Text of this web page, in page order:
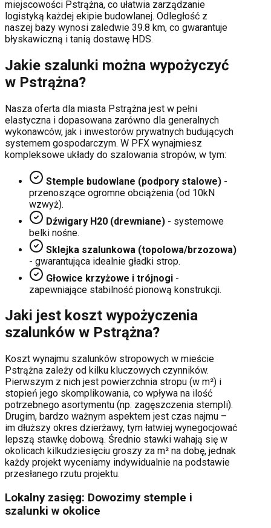
miejscowości Pstrążna, co ułatwia zarządzanie
logistyką każdej ekipie budowlanej. Odległość z
naszej bazy wynosi zaledwie 39.8 km, co gwarantuje
błyskawiczną i tanią dostawę HDS.
Jakie szalunki można wypożyczyć
w Pstrążna?
Nasza oferta dla miasta Pstrążna jest w pełni
elastyczna i dopasowana zarówno dla generalnych
wykonawców, jak i inwestorów prywatnych budujących
systemem gospodarczym. W PFX wynajmiesz
kompleksowe układy do szalowania stropów, w tym:
Stemple budowlane (podpory stalowe) -
przenoszące ogromne obciążenia (od 10kN
wzwyż).
Dźwigary H20 (drewniane) - systemowe
belki nośne.
Sklejka szalunkowa (topolowa/brzozowa)
- gwarantująca idealnie gładki strop.
Głowice krzyżowe i trójnogi -
zapewniające stabilność pionową konstrukcji.
Jaki jest koszt wypożyczenia
szalunków w Pstrążna?
Koszt wynajmu szalunków stropowych w mieście
Pstrążna zależy od kilku kluczowych czynników.
Pierwszym z nich jest powierzchnia stropu (w m²) i
stopień jego skomplikowania, co wpływa na ilość
potrzebnego asortymentu (np. zagęszczenia stempli).
Drugim, bardzo ważnym aspektem jest czas najmu –
im dłuższy okres dzierżawy, tym łatwiej wynegocjować
lepszą stawkę dobową. Średnio stawki wahają się w
okolicach kilkudziesięciu groszy za m² na dobę, jednak
każdy projekt wyceniamy indywidualnie na podstawie
przesłanego rzutu projektu.
Lokalny zasięg: Dowozimy stemple i
szalunki w okolice